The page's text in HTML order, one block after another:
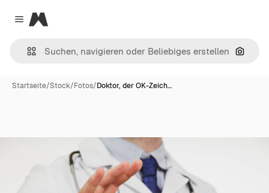
Close menu
Magnific
Nach
Startseite/Stock/Fotos/Doktor, der OK-Zeich…